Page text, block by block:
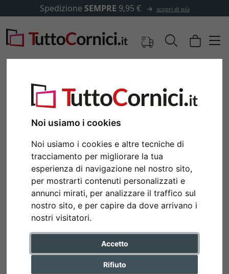
Noi usiamo i cookies
Noi usiamo i cookies e altre tecniche di
tracciamento per migliorare la tua
esperienza di navigazione nel nostro sito,
per mostrarti contenuti personalizzati e
annunci mirati, per analizzare il traffico sul
nostro sito, e per capire da dove arrivano i
nostri visitatori.
Accetto
Rifiuto
Spedizione SEMPRE 9,95 € scopri di più
Immagini
Indietro